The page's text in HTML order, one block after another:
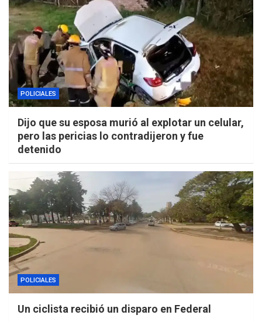
POLICIALES
Dijo que su esposa murió al explotar un celular,
pero las pericias lo contradijeron y fue
detenido
POLICIALES
Un ciclista recibió un disparo en Federal